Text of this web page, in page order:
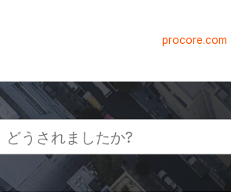
procore.com